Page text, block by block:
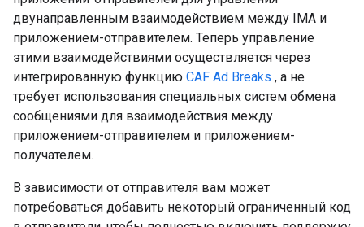
двунаправленным взаимодействием между IMA и
приложением-отправителем. Теперь управление
этими взаимодействиями осуществляется через
интегрированную функцию CAF Ad Breaks , а не
требует использования специальных систем обмена
сообщениями для взаимодействия между
приложением-отправителем и приложением-
получателем.
В зависимости от отправителя вам может
потребоваться добавить некоторый ограниченный код